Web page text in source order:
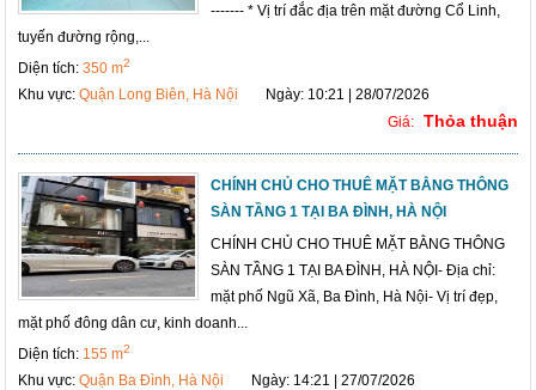
------- * Vị trí đắc địa trên mặt đường Cổ Linh,
tuyến đường rộng,...
Diện tích:350 m2
Khu vực:Quận Long Biên, Hà Nội
Ngày: 10:21 | 28/07/2026
Giá: Thỏa thuận
CHÍNH CHỦ CHO THUÊ MẶT BẰNG THÔNG
SÀN TẦNG 1 TẠI BA ĐÌNH, HÀ NỘI
CHÍNH CHỦ CHO THUÊ MẶT BẰNG THÔNG
SÀN TẦNG 1 TẠI BA ĐÌNH, HÀ NỘI- Địa chỉ:
mặt phố Ngũ Xã, Ba Đình, Hà Nội- Vị trí đẹp,
mặt phố đông dân cư, kinh doanh...
Diện tích: 155 m2
Khu vực:Quận Ba Đình, Hà Nội
Ngày: 14:21 | 27/07/2026